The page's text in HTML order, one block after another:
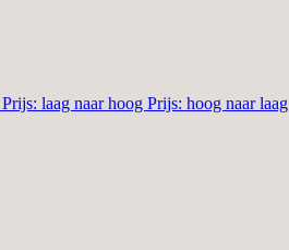
Prijs: laag naar hoog Prijs: hoog naar laag